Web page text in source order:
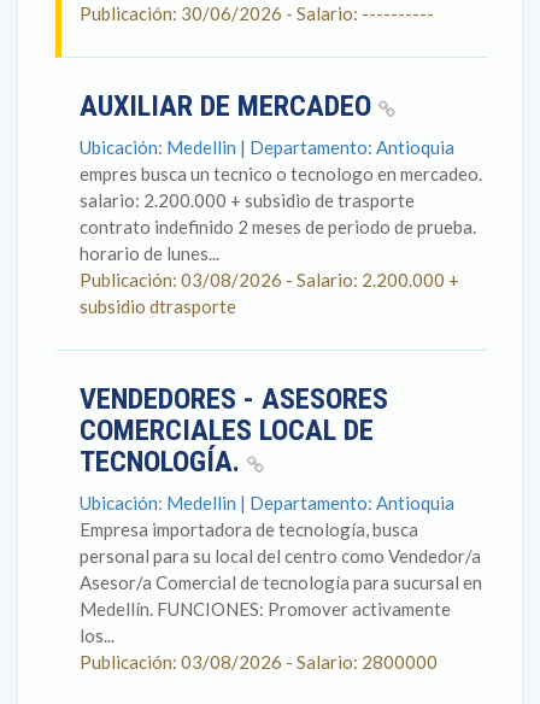
Publicación: 30/06/2026 - Salario: ----------
AUXILIAR DE MERCADEO
Ubicación: Medellin | Departamento: Antioquia
empres busca un tecnico o tecnologo en mercadeo.
salario: 2.200.000 + subsidio de trasporte
contrato indefinido 2 meses de periodo de prueba.
horario de lunes...
Publicación: 03/08/2026 - Salario: 2.200.000 +
subsidio dtrasporte
VENDEDORES - ASESORES
COMERCIALES LOCAL DE
TECNOLOGÍA.
Ubicación: Medellin | Departamento: Antioquia
Empresa importadora de tecnología, busca
personal para su local del centro como Vendedor/a
Asesor/a Comercial de tecnología para sucursal en
Medellín. FUNCIONES: Promover activamente
los...
Publicación: 03/08/2026 - Salario: 2800000